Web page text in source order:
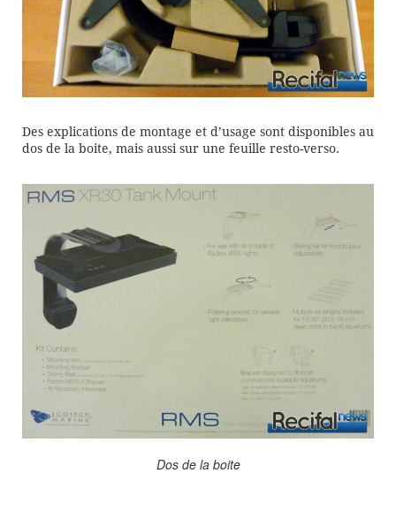
Des explications de montage et d’usage sont disponibles au
dos de la boite, mais aussi sur une feuille resto-verso.
Dos de la boite